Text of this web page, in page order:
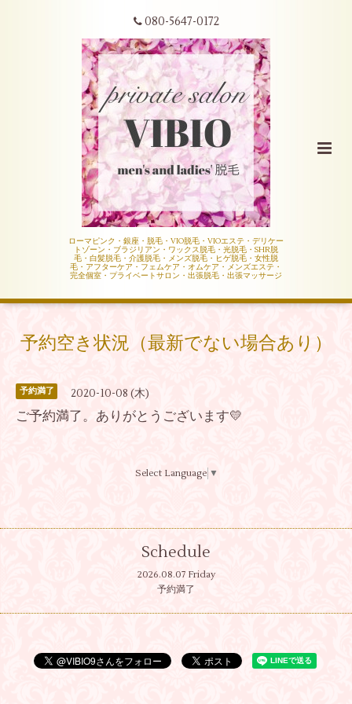
080-5647-0172
ローマピンク・銀座・脱毛・VIO脱毛・VIOエステ・デリケー
トゾーン・ブラジリアン・ワックス脱毛・光脱毛・SHR脱
毛・白髪脱毛・介護脱毛・メンズ脱毛・ヒゲ脱毛・女性脱
毛・アフターケア・フェムケア・オムケア・メンズエステ・
完全個室・プライベートサロン・出張脱毛・出張マッサージ
予約空き状況（最新でない場合あり）
予約満了 2020-10-08 (木)
ご予約満了。ありがとうございます💛
Select Language ▼
Schedule
2026.08.07 Friday
予約満了